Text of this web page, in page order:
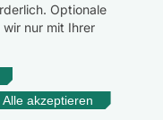
Optionale
nur mit Ihrer
Alle akzeptieren